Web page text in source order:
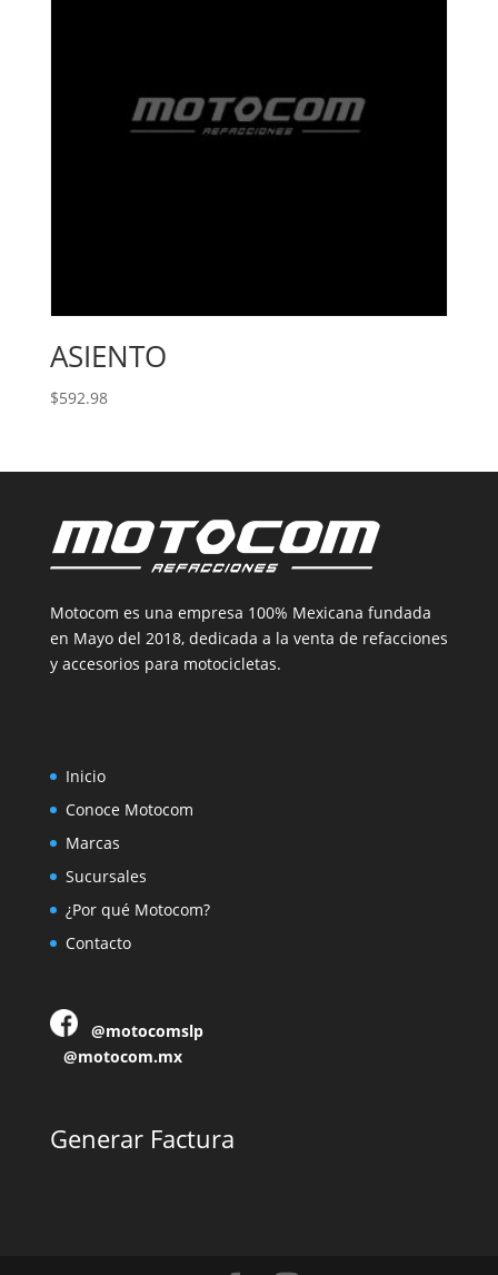
ASIENTO
$592.98
Motocom es una empresa 100% Mexicana fundada
en Mayo del 2018, dedicada a la venta de refacciones
y accesorios para motocicletas.
Inicio
Conoce Motocom
Marcas
Sucursales
¿Por qué Motocom?
Contacto
@motocomslp
@motocom.mx
Generar Factura